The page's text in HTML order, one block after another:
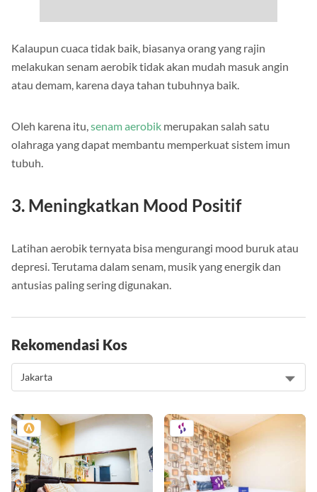
Kalaupun cuaca tidak baik, biasanya orang yang rajin
melakukan senam aerobik tidak akan mudah masuk angin
atau demam, karena daya tahan tubuhnya baik.
Oleh karena itu,senam aerobik merupakan salah satu
olahraga yang dapat membantu memperkuat sistem imun
tubuh.
3. Meningkatkan Mood Positif
Latihan aerobik ternyata bisa mengurangi mood buruk atau
depresi. Terutama dalam senam, musik yang energik dan
antusias paling sering digunakan.
Rekomendasi Kos